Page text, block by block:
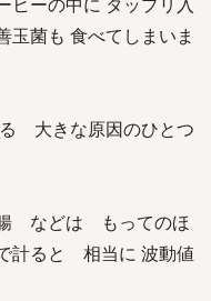
菌も 食べてしまいま
大きな原因のひとつ
などは もってのほ
計ると 相当に 波動値